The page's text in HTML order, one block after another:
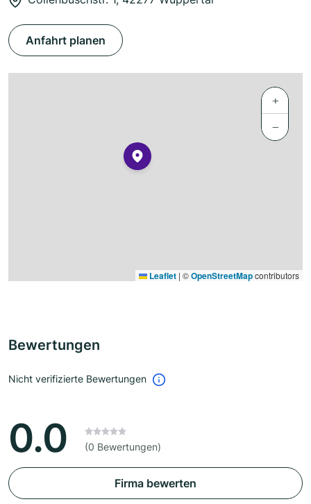
Anfahrt planen
+
−
Leaflet | ©OpenStreetMapcontributors
Bewertungen
Nicht verifizierte Bewertungen
0.0 (0 Bewertungen)
Firma bewerten